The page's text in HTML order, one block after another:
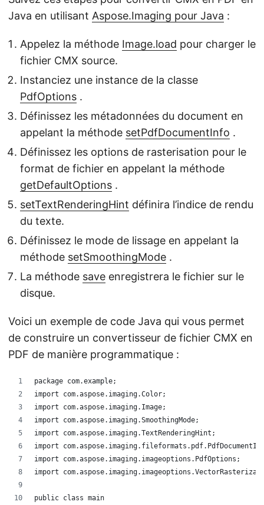
Java en utilisant Aspose.Imaging pour Java :
Appelez la méthode Image.load pour charger le
fichier CMX source.
Instanciez une instance de la classe
PdfOptions .
Définissez les métadonnées du document en
appelant la méthode setPdfDocumentInfo .
Définissez les options de rasterisation pour le
format de fichier en appelant la méthode
getDefaultOptions .
setTextRenderingHint définira l’indice de rendu
du texte.
Définissez le mode de lissage en appelant la
méthode setSmoothingMode .
La méthode save enregistrera le fichier sur le
disque.
Voici un exemple de code Java qui vous permet
de construire un convertisseur de fichier CMX en
PDF de manière programmatique :
package com.example;
import com.aspose.imaging.Color;
import com.aspose.imaging.Image;
import com.aspose.imaging.SmoothingMode;
import com.aspose.imaging.TextRenderingHint;
import
import com.aspose.imaging.imageoptions.PdfOptions;
import
public class main